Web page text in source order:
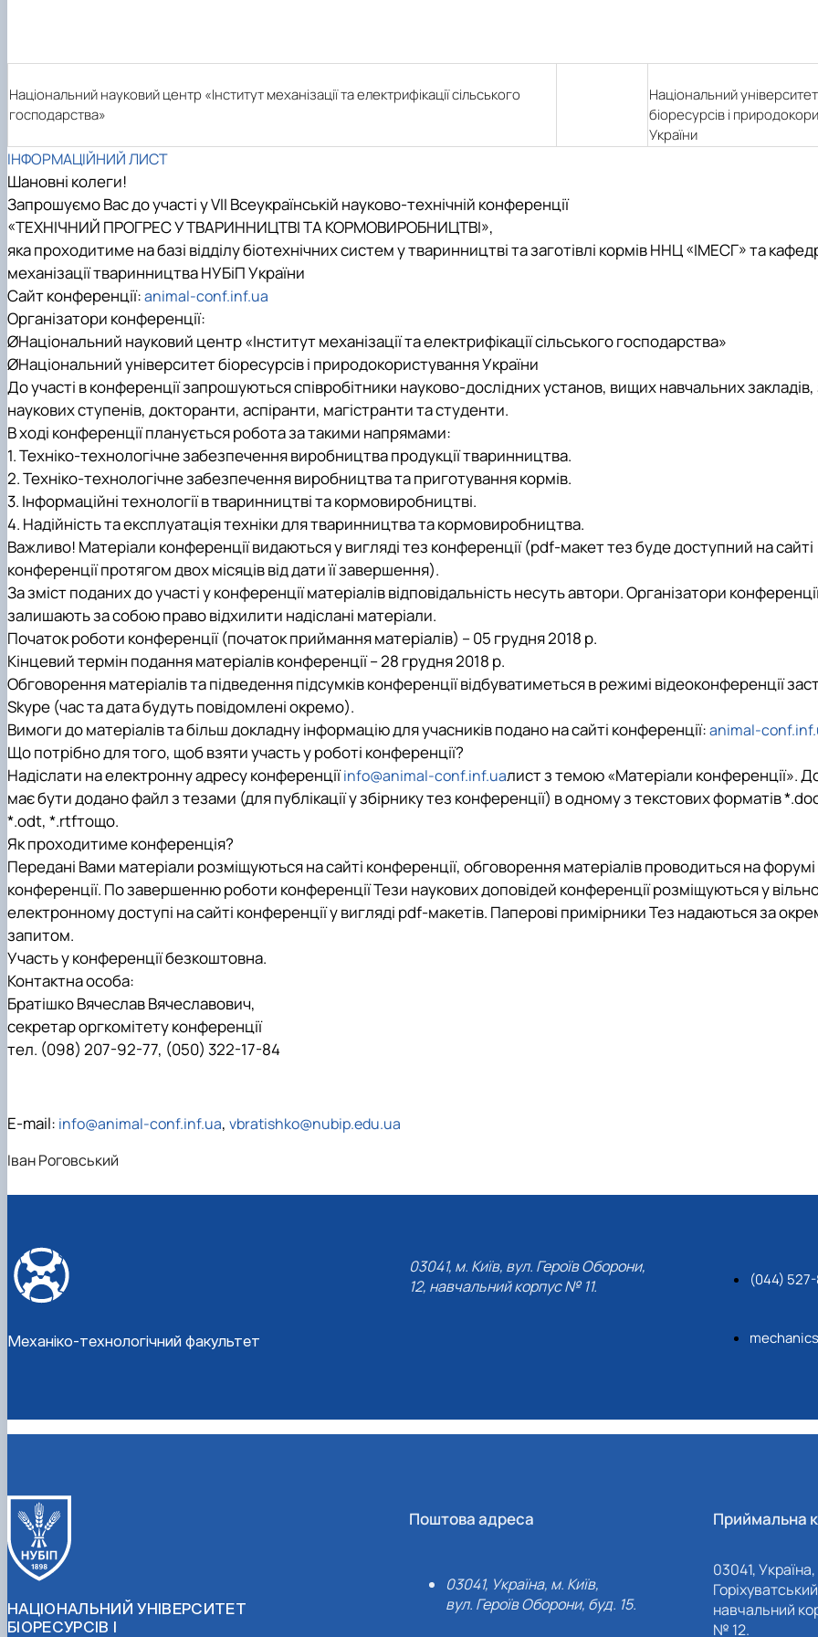
Національний науковий центр «Інститут механізації та електрифікації сільського
господарства»
Національний університет
біоресурсів і
України
ІНФОРМАЦІЙНИЙ ЛИСТ
Шановні колеги!
Запрошуємо Вас до участі у VII Всеукраїнській науково-технічній конференції
«ТЕХНІЧНИЙ ПРОГРЕС У ТВАРИННИЦТВІ ТА КОРМОВИРОБНИЦТВІ»,
яка проходитиме на базі відділу біотехнічних систем у тваринництві та заготівлі кормів ННЦ «ІМЕСГ» та
механізації тваринництва НУБіП України
Сайт конференції:animal-conf.inf.ua
Організатори конференції:
ØНаціональний науковий центр «Інститут механізації та електрифікації сільського господарства»
ØНаціональний університет біоресурсів і природокористування України
До участі в конференції запрошуються співробітники науково-дослідних установ, вищих навчальних закладів,
наукових ступенів, докторанти, аспіранти, магістранти та студенти.
В ході конференції планується робота за такими напрямами:
1.Техніко-технологічне забезпечення виробництва продукції тваринництва.
2.Техніко-технологічне забезпечення виробництва та приготування кормів.
3. Інформаційні технології в тваринництві та кормовиробництві.
4. Надійність та експлуатація техніки для тваринництва та кормовиробництва.
Важливо! Матеріали конференції видаються у вигляді тез конференції (pdf-макет тез буде доступний на сайті
конференції протягом двох місяців від дати її завершення).
За зміст поданих до участі у конференції матеріалів відповідальність несуть автори. Організатори
залишають за собою право відхилити надіслані матеріали.
Початок роботи конференції (початок приймання матеріалів) – 05 грудня 2018 р.
Кінцевий термін подання матеріалів конференції – 28 грудня 2018 р.
Обговорення матеріалів та підведення підсумків конференції відбуватиметься в режимі відеоконференції
Skype (час та дата будуть повідомлені окремо).
Вимоги до матеріалів та більш докладну інформацію для учасників подано на сайті конференції:animal-
Що потрібно для того, щоб взяти участь у роботі конференції?
Надіслати на електронну адресу конференціїinfo@animal-conf.inf.uaлист з темою «Матеріали конференції».
має бути додано файл з тезами (для публікації у збірнику тез конференції) в одному з текстових форматів *.
*.odt, *.rtfтощо.
Як проходитиме конференція?
Передані Вами матеріали розміщуються на сайті конференції, обговорення матеріалів проводиться на форумі
конференції. По завершенню роботи конференції Тези наукових доповідей конференції розміщуються у
електронному доступі на сайті конференції у вигляді pdf-макетів. Паперові примірники Тез надаються за
запитом.
Участь у конференції безкоштовна.
Контактна особа:
Братішко Вячеслав Вячеславович,
секретар оргкомітету конференції
тел. (098) 207-92-77, (050) 322-17-84
Е-mail: info@animal-conf.inf.ua, vbratishko@nubip.edu.ua
Іван Роговський
Механіко-технологічний факультет
03041, м. Київ, вул. Героїв Оборони,
12, навчальний корпус № 11.
(044)
НАЦІОНАЛЬНИЙ УНІВЕРСИТЕТ
БІОРЕСУРСІВ І
Поштова адреса
03041, Україна, м. Київ,
вул. Героїв Оборони, буд. 15.
Приймальна
03041,
навчальний
№ 12.